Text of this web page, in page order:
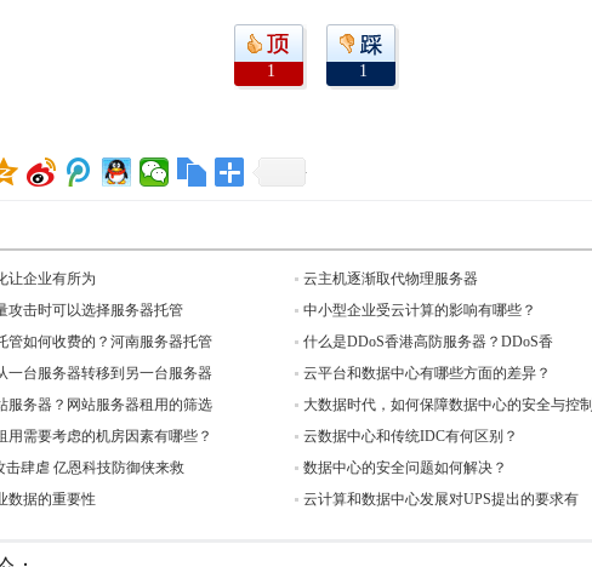
1 1
让企业有所为
攻击时可以选择服务器托管
管如何收费的？河南服务器托管
一台服务器转移到另一台服务器
服务器？网站服务器租用的筛选
用需要考虑的机房因素有哪些？
击肆虐 亿恩科技防御侠来救
数据的重要性
云主机逐渐取代物理服务器
中小型企业受云计算的影响有哪些？
什么是DDoS香港高防服务器？DDoS香
云平台和数据中心有哪些方面的差异？
大数据时代，如何保障数据中心的安全与控制
云数据中心和传统IDC有何区别？
数据中心的安全问题如何解决？
云计算和数据中心发展对UPS提出的要求有